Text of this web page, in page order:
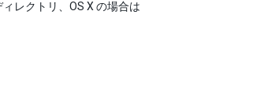
ィレクトリ、OS X の場合は